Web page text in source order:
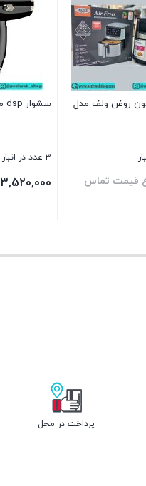
روغن ولف مدل
قیمت تماس
سشوار dsp مدل 30088
3 عدد در انبار
3,520,000
پرداخت در محل